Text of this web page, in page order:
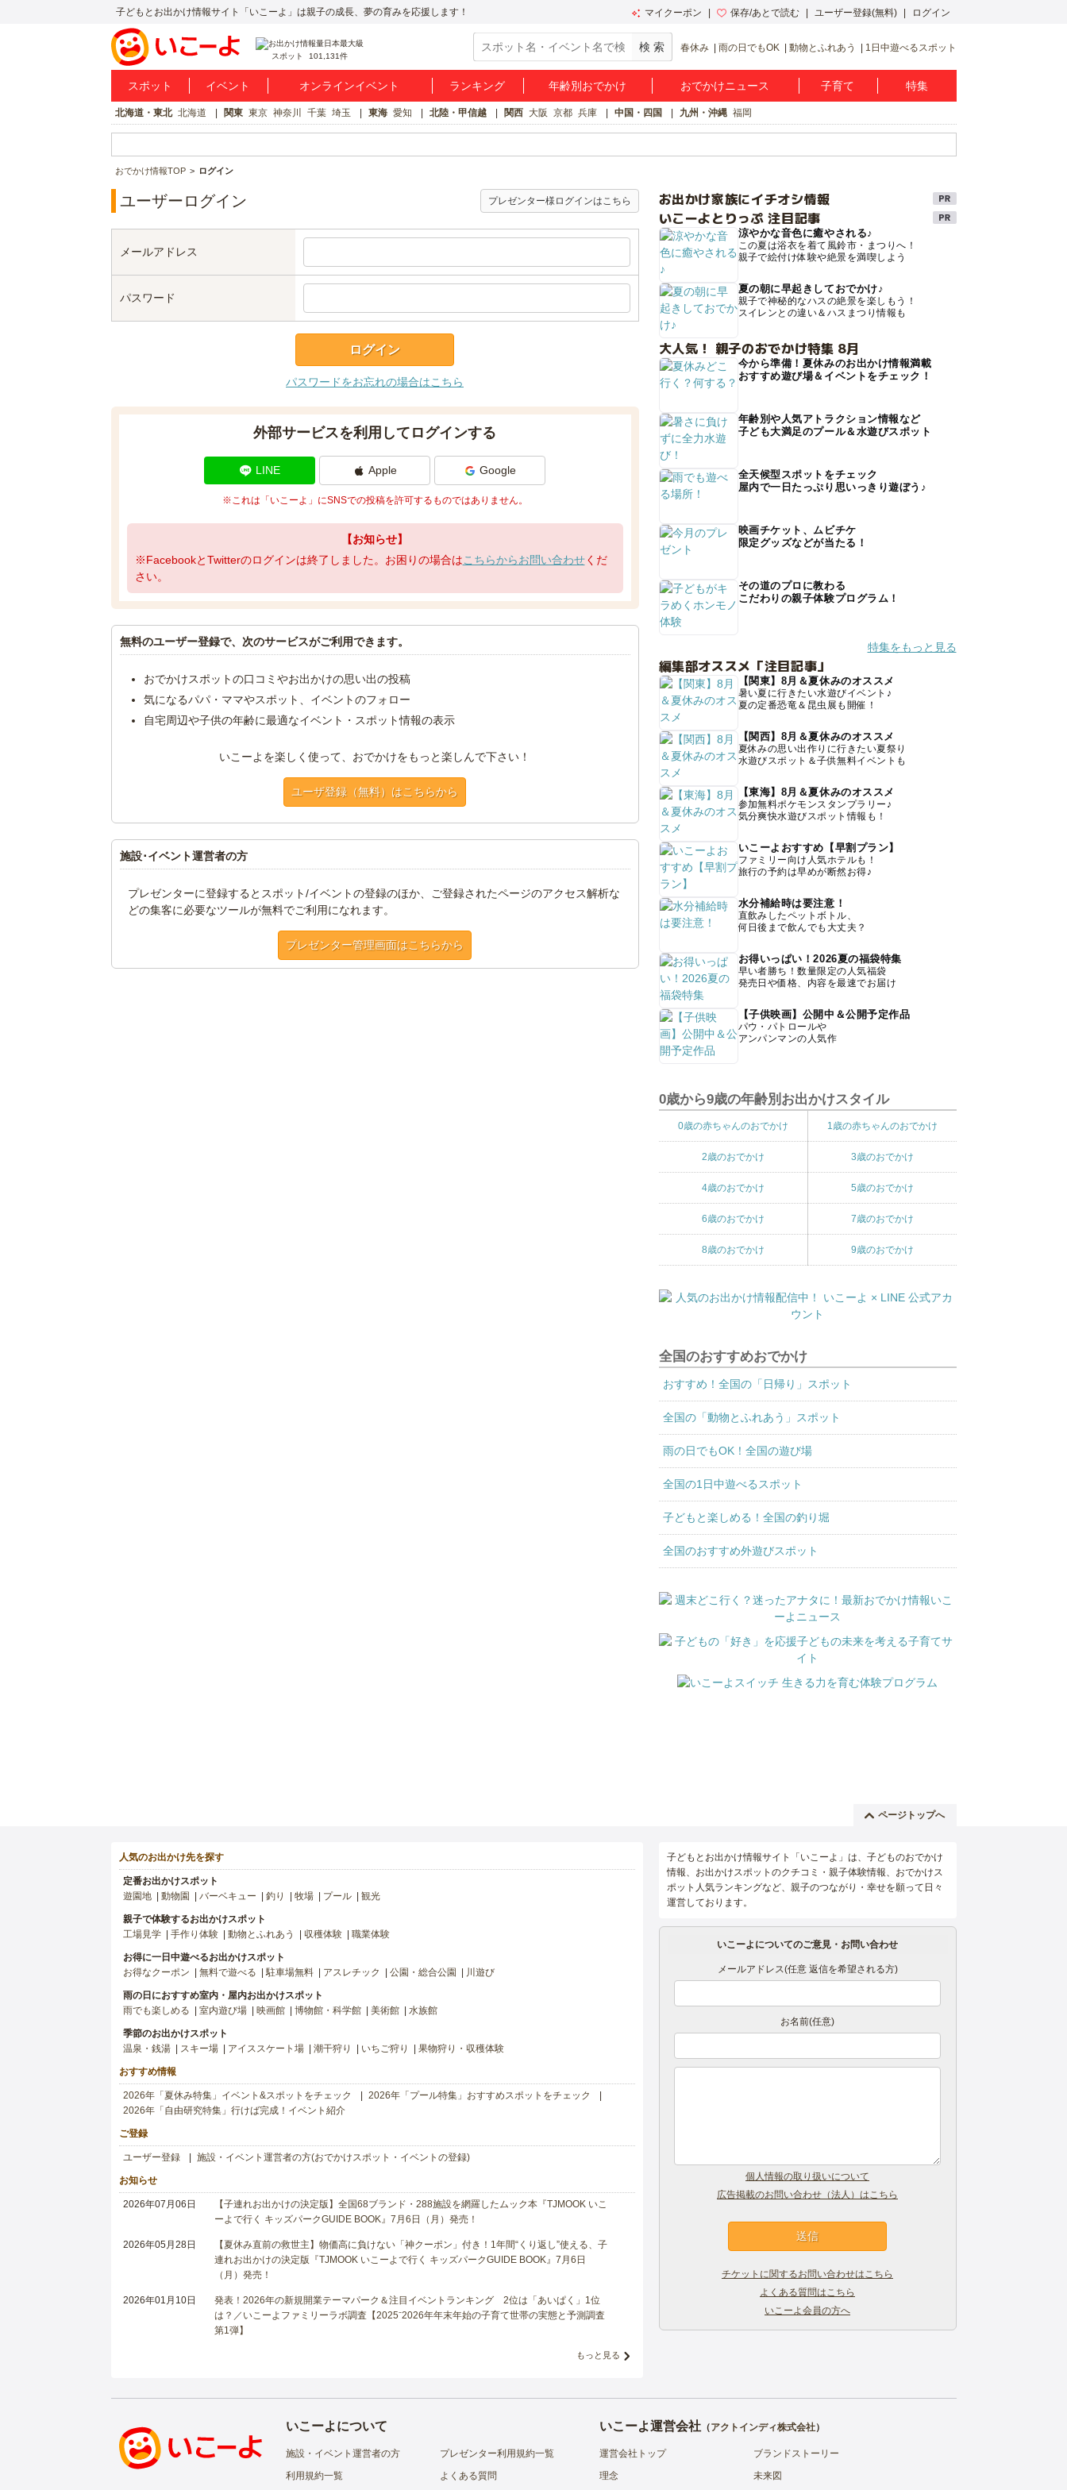
子どもとお出かけ情報サイト「いこーよ」は親子の成長、夢の育みを応援します！ マイクーポン 保存/あとで読む ユーザー登録(無料) ログイン
スポット 101,131件
春休み 雨の日でもOK 動物とふれあう 1日中遊べるスポット
スポット イベント オンラインイベント ランキング 年齢別おでかけ おでかけニュース 子育て 特集
北海道・東北 北海道 関東 東京 神奈川 千葉 埼玉 東海 愛知 北陸・甲信越 関西 大阪 京都 兵庫 中国・四国 九州・沖縄 福岡
おでかけ情報TOP ログイン
ユーザーログイン プレゼンター様ログインはこちら
メールアドレス
パスワード
パスワードをお忘れの場合はこちら
外部サービスを利用してログインする
LINE Apple Google
※これは「いこーよ」にSNSでの投稿を許可するものではありません。
【お知らせ】
※FacebookとTwitterのログインは終了しました。お困りの場合はこちらからお問い合わせくだ
さい。
無料のユーザー登録で、次のサービスがご利用できます。
おでかけスポットの口コミやお出かけの思い出の投稿
気になるパパ・ママやスポット、イベントのフォロー
自宅周辺や子供の年齢に最適なイベント・スポット情報の表示
いこーよを楽しく使って、おでかけをもっと楽しんで下さい！
ユーザ登録（無料）はこちらから
施設･イベント運営者の方
プレゼンターに登録するとスポット/イベントの登録のほか、ご登録されたページのアクセス解析な
どの集客に必要なツールが無料でご利用になれます。
プレゼンター管理画面はこちらから
お出かけ家族にイチオシ情報
いこーよとりっぷ 注目記事
涼やかな音色に癒やされる♪
この夏は浴衣を着て風鈴市・まつりへ！
親子で絵付け体験や絶景を満喫しよう
夏の朝に早起きしておでかけ♪
親子で神秘的なハスの絶景を楽しもう！
スイレンとの違い＆ハスまつり情報も
大人気！ 親子のおでかけ特集 8月
今から準備！夏休みのお出かけ情報満載
おすすめ遊び場＆イベントをチェック！
年齢別や人気アトラクション情報など
子ども大満足のプール＆水遊びスポット
全天候型スポットをチェック
屋内で一日たっぷり思いっきり遊ぼう♪
映画チケット、ムビチケ
限定グッズなどが当たる！
その道のプロに教わる
こだわりの親子体験プログラム！
特集をもっと見る
編集部オススメ「注目記事」
【関東】8月＆夏休みのオススメ
暑い夏に行きたい水遊びイベント♪
夏の定番恐竜＆昆虫展も開催！
【関西】8月＆夏休みのオススメ
夏休みの思い出作りに行きたい夏祭り
水遊びスポット＆子供無料イベントも
【東海】8月＆夏休みのオススメ
参加無料ポケモンスタンプラリー♪
気分爽快水遊びスポット情報も！
いこーよおすすめ【早割プラン】
ファミリー向け人気ホテルも！
旅行の予約は早めが断然お得♪
水分補給時は要注意！
直飲みしたペットボトル、
何日後まで飲んでも大丈夫？
お得いっぱい！2026夏の福袋特集
早い者勝ち！数量限定の人気福袋
発売日や価格、内容を最速でお届け
【子供映画】公開中＆公開予定作品
パウ・パトロールや
アンパンマンの人気作
0歳から9歳の年齢別お出かけスタイル
0歳の赤ちゃんのおでかけ 1歳の赤ちゃんのおでかけ
2歳のおでかけ 3歳のおでかけ
4歳のおでかけ 5歳のおでかけ
6歳のおでかけ 7歳のおでかけ
8歳のおでかけ 9歳のおでかけ
全国のおすすめおでかけ
おすすめ！全国の「日帰り」スポット
全国の「動物とふれあう」スポット
雨の日でもOK！全国の遊び場
全国の1日中遊べるスポット
子どもと楽しめる！全国の釣り堀
全国のおすすめ外遊びスポット
ページトップへ
人気のお出かけ先を探す
定番お出かけスポット
遊園地
動物園 バーベキュー 釣り 牧場 プール 観光
親子で体験するお出かけスポット
工場見学
手作り体験 動物とふれあう 収穫体験 職業体験
お得に一日中遊べるお出かけスポット
お得なクーポン
無料で遊べる 駐車場無料 アスレチック 公園・総合公園 川遊び
雨の日におすすめ室内・屋内お出かけスポット
雨でも楽しめる
室内遊び場 映画館 博物館・科学館 美術館 水族館
季節のお出かけスポット
温泉・銭湯
スキー場 アイススケート場 潮干狩り いちご狩り 果物狩り・収穫体験
おすすめ情報
2026年「夏休み特集」イベント&スポットをチェック
2026年「プール特集」おすすめスポットをチェック
2026年「自由研究特集」行けば完成！イベント紹介
ご登録
ユーザー登録 施設・イベント運営者の方(おでかけスポット・イベントの登録)
お知らせ
2026年07月06日
【子連れお出かけの決定版】全国68ブランド・288施設を網羅したムック本『TJMOOK いこ
ーよで行く キッズパークGUIDE BOOK』7月6日（月）発売！
2026年05月28日
【夏休み直前の救世主】物価高に負けない「神クーポン」付き！1年間“くり返し”使える、子
連れお出かけの決定版『TJMOOK いこーよで行く キッズパークGUIDE BOOK』7月6日
（月）発売！
2026年01月10日
発表！2026年の新規開業テーマパーク＆注目イベントランキング 2位は「あいぱく」1位
は？／いこーよファミリーラボ調査【2025⁻2026年年末年始の子育て世帯の実態と予測調査
第1弾】
もっと見る
子どもとお出かけ情報サイト「いこーよ」は、子どものおでかけ
情報、お出かけスポットのクチコミ・親子体験情報、おでかけス
ポット人気ランキングなど、親子のつながり・幸せを願って日々
運営しております。
いこーよについてのご意見・お問い合わせ
メールアドレス(任意 返信を希望される方)
お名前(任意)
個人情報の取り扱いについて
広告掲載のお問い合わせ（法人）はこちら
チケットに関するお問い合わせはこちら
よくある質問はこちら
いこーよ会員の方へ
いこーよについて
施設・イベント運営者の方
プレゼンター利用規約一覧
利用規約一覧
よくある質問
いこーよ運営会社（アクトインディ株式会社）
運営会社トップ
ブランドストーリー
理念
未来図